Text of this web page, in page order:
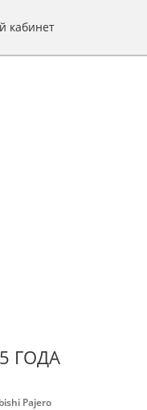
кабинет
ГОДА
Pajero